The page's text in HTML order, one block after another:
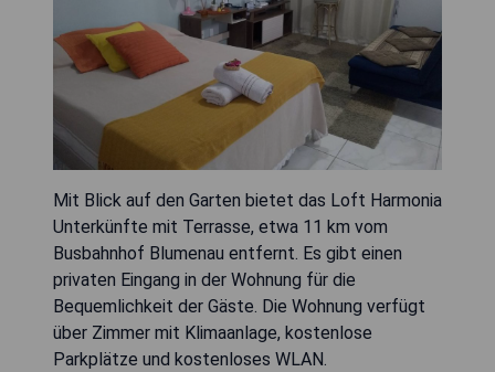
Mit Blick auf den Garten bietet das Loft Harmonia
Unterkünfte mit Terrasse, etwa 11 km vom
Busbahnhof Blumenau entfernt. Es gibt einen
privaten Eingang in der Wohnung für die
Bequemlichkeit der Gäste. Die Wohnung verfügt
über Zimmer mit Klimaanlage, kostenlose
Parkplätze und kostenloses WLAN.